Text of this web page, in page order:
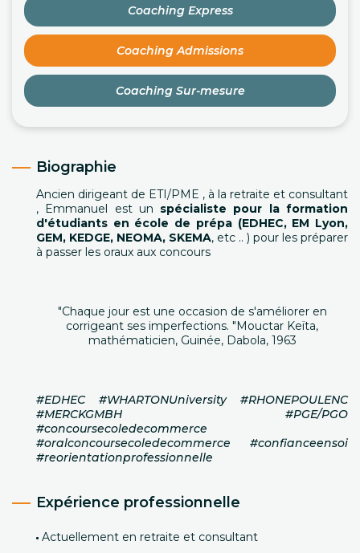
Coaching Express
Coaching Admissions
Coaching Sur-mesure
Biographie
Ancien dirigeant de ETI/PME , à la retraite et consultant
, Emmanuel est un spécialiste pour la formation
d'étudiants en école de prépa (EDHEC, EM Lyon,
GEM, KEDGE, NEOMA, SKEMA, etc .. ) pour les préparer
à passer les oraux aux concours
"Chaque jour est une occasion de s'améliorer en
corrigeant ses imperfections. "Mouctar Keïta,
mathématicien, Guinée, Dabola, 1963
#EDHEC #WHARTONUniversity #RHONEPOULENC
#MERCKGMBH #PGE/PGO
#concoursecoledecommerce
#oralconcoursecoledecommerce #confianceensoi
#reorientationprofessionnelle
Expérience professionnelle
Actuellement en retraite et consultant